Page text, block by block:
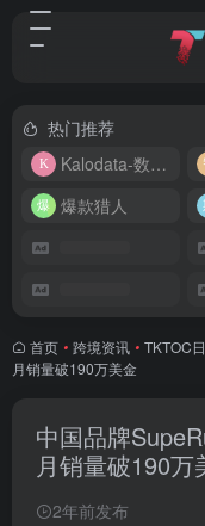
热门推荐
Kalodata-数据分析平台
爆款猎人
首页 • 跨境资讯 • TKTOC
月销量破190万美金
中国品牌
月销量破190万
2年前发布